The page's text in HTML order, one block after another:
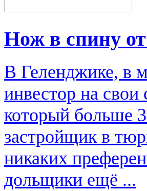
Нож в спину
В Геленджике, в
инвестор на свои
который больше
застройщик в
никаких
дольщики ещё ...